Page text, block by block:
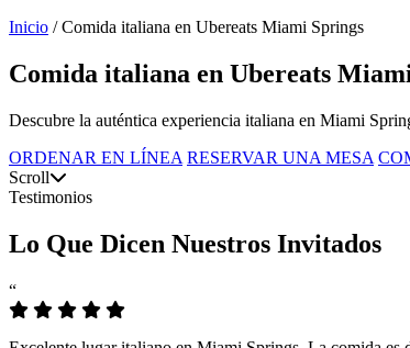
Inicio / Comida italiana en Ubereats Miami Springs
Comida italiana en Ubereats
Descubre la auténtica experiencia italiana en Miami
ORDENAR EN LÍNEA RESERVAR UNA MESA
Scroll
Testimonios
Lo Que Dicen Nuestros Invitados
“